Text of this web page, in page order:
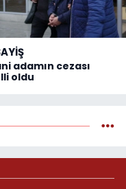
adamın cezası
oldu